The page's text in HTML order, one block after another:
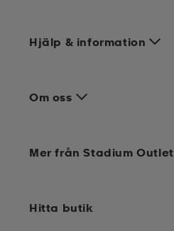
Hjälp & information
Om oss
Mer från Stadium Outlet
Hitta butik